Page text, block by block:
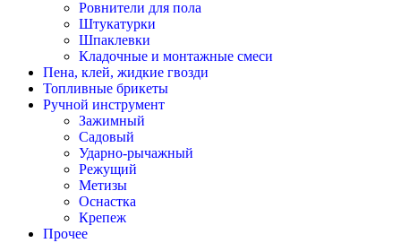
Ровнители для пола
Штукатурки
Шпаклевки
Кладочные и монтажные смеси
Пена, клей, жидкие гвозди
Топливные брикеты
Ручной инструмент
Зажимный
Садовый
Ударно-рычажный
Режущий
Метизы
Оснастка
Крепеж
Прочее